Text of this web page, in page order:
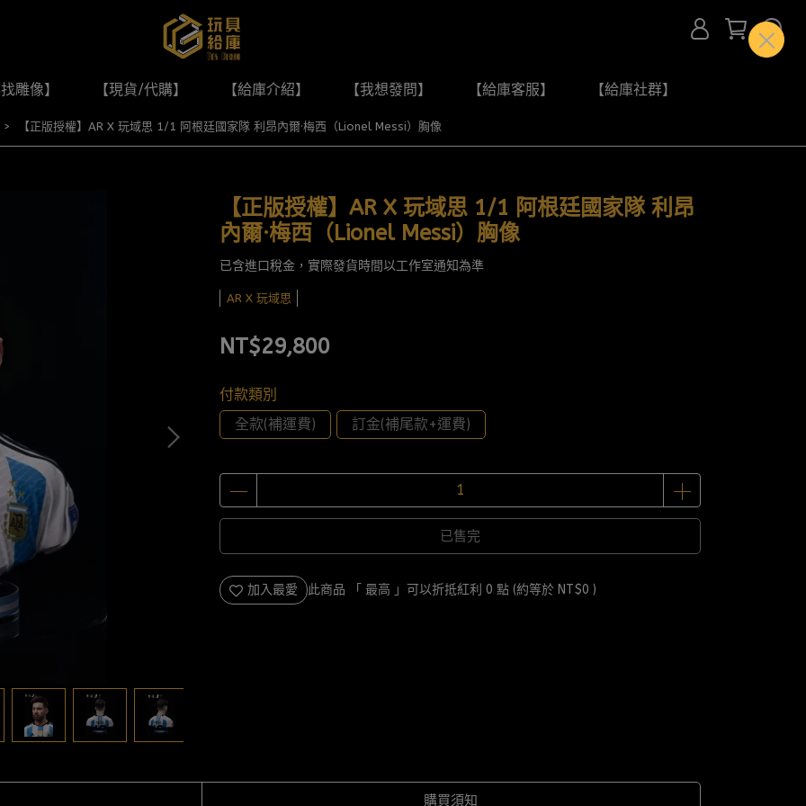
雕像】 【現貨/代購】 【給庫介紹】 【我想發問】 【給庫客服】 【給庫社群】
【正版授權】AR X 玩域思 1/1 阿根廷國家隊 利昂內爾·梅西（Lionel Messi）胸像
【正版授權】AR X 玩域思 1/1 阿根廷國家隊 利昂
內爾·梅西（Lionel Messi）胸像
已含進口稅金，實際發貨時間以工作室通知為準
AR X 玩域思
NT$29,800
付款類別
全款(補運費)
訂金(補尾款+運費)
已售完
加入最愛 此商品 「 最高 」可以折抵紅利 0 點 (約等於 NT$0 )
購買須知